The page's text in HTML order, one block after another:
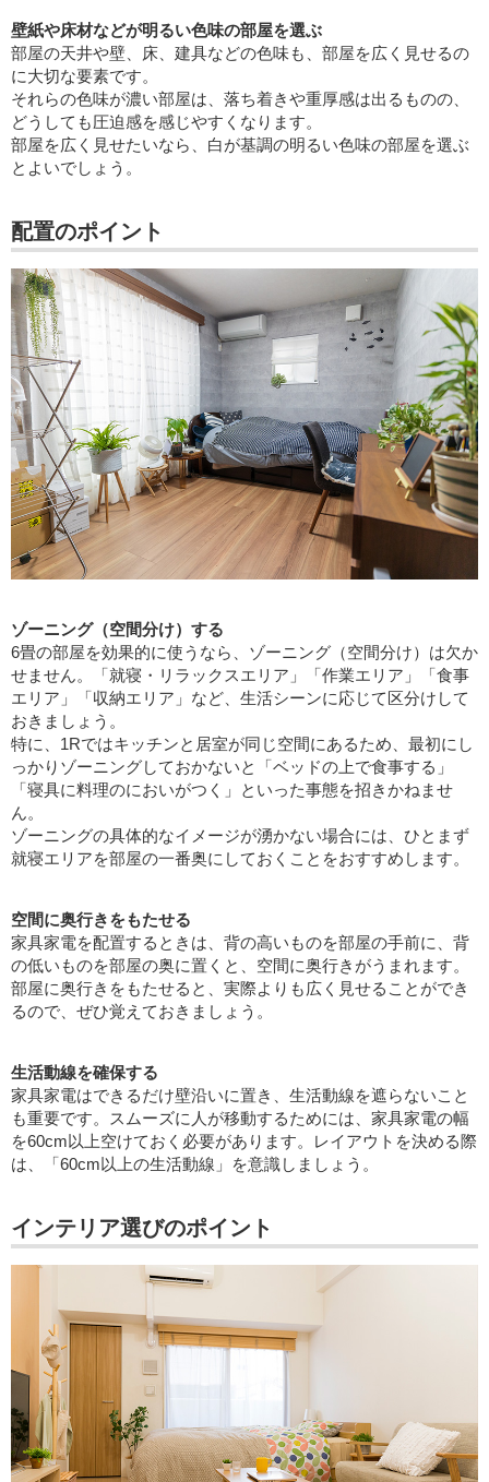
壁紙や床材などが明るい色味の部屋を選ぶ
部屋の天井や壁、床、建具などの色味も、部屋を広く見せるの
に大切な要素です。
それらの色味が濃い部屋は、落ち着きや重厚感は出るものの、
どうしても圧迫感を感じやすくなります。
部屋を広く見せたいなら、白が基調の明るい色味の部屋を選ぶ
とよいでしょう。
配置のポイント
ゾーニング（空間分け）する
6畳の部屋を効果的に使うなら、ゾーニング（空間分け）は欠か
せません。「就寝・リラックスエリア」「作業エリア」「食事
エリア」「収納エリア」など、生活シーンに応じて区分けして
おきましょう。
特に、1Rではキッチンと居室が同じ空間にあるため、最初にし
っかりゾーニングしておかないと「ベッドの上で食事する」
「寝具に料理のにおいがつく」といった事態を招きかねませ
ん。
ゾーニングの具体的なイメージが湧かない場合には、ひとまず
就寝エリアを部屋の一番奥にしておくことをおすすめします。
空間に奥行きをもたせる
家具家電を配置するときは、背の高いものを部屋の手前に、背
の低いものを部屋の奥に置くと、空間に奥行きがうまれます。
部屋に奥行きをもたせると、実際よりも広く見せることができ
るので、ぜひ覚えておきましょう。
生活動線を確保する
家具家電はできるだけ壁沿いに置き、生活動線を遮らないこと
も重要です。スムーズに人が移動するためには、家具家電の幅
を60cm以上空けておく必要があります。レイアウトを決める際
は、「60cm以上の生活動線」を意識しましょう。
インテリア選びのポイント